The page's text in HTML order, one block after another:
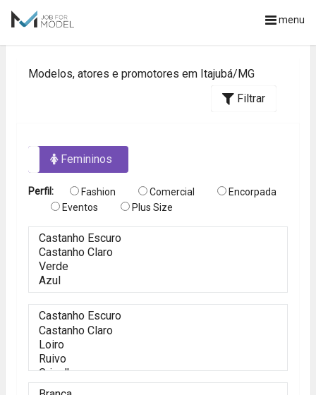
menu
Modelos, atores e promotores em Itajubá/MG
Filtrar
Femininos
Perfil: Fashion Comercial
Encorpada
Eventos
Plus Size